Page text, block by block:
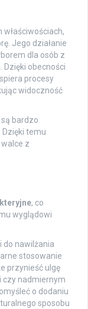
Jego działanie
dla osób z
Dzięki obecności
procesy
widoczność
bardzo
temu
z
, co
wyglądowi
do nawilżania
stosowanie
przynieść ulgę
czy nadmiernym
o dodaniu
sposobu